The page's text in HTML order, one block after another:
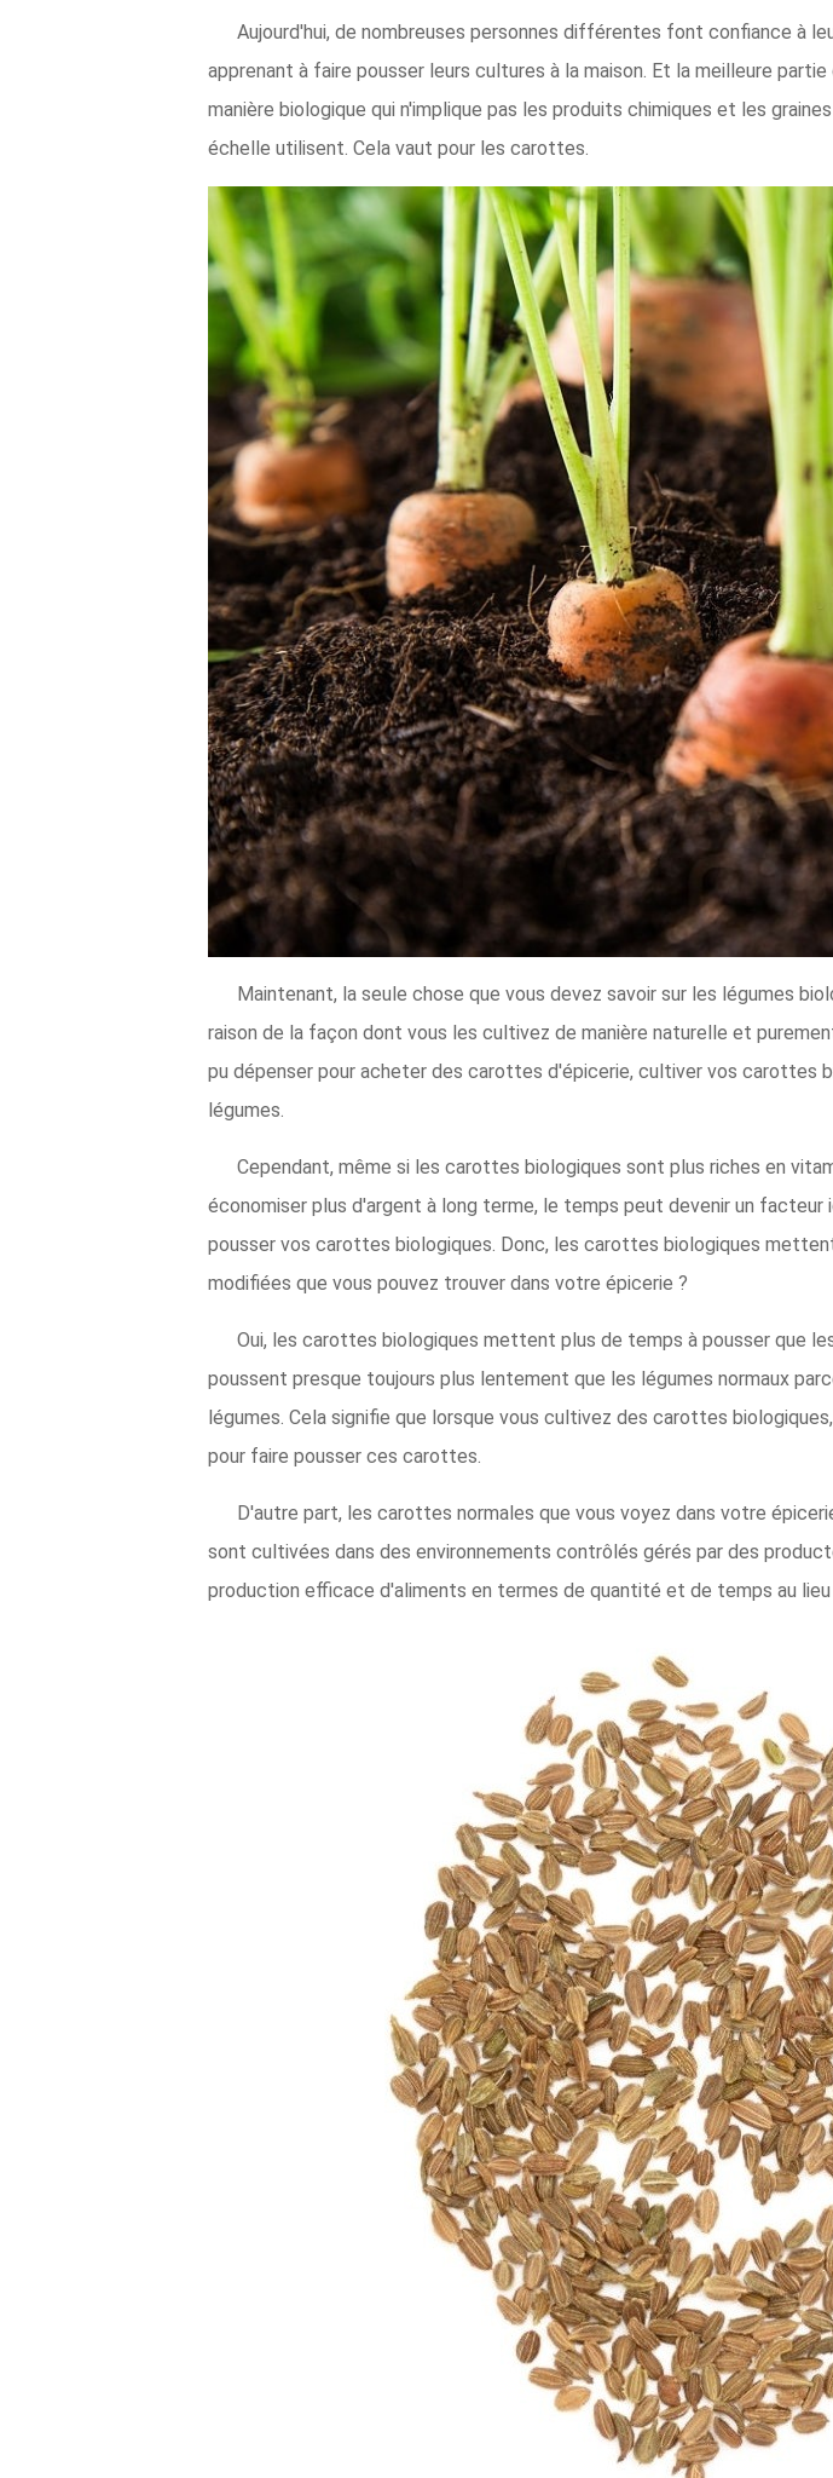
Aujourd'hui, de nombreuses personnes différentes font confiance à
apprenant à faire pousser leurs cultures à la maison. Et la meilleure
manière biologique qui n'implique pas les produits chimiques et les
échelle utilisent. Cela vaut pour les carottes.
Maintenant, la seule chose que vous devez savoir sur les légumes
raison de la façon dont vous les cultivez de manière naturelle et
pu dépenser pour acheter des carottes d'épicerie, cultiver vos
légumes.
Cependant, même si les carottes biologiques sont plus riches en
économiser plus d'argent à long terme, le temps peut devenir un
pousser vos carottes biologiques. Donc, les carottes biologiques
modifiées que vous pouvez trouver dans votre épicerie ?
Oui, les carottes biologiques mettent plus de temps à pousser que
poussent presque toujours plus lentement que les légumes normaux
légumes. Cela signifie que lorsque vous cultivez des carottes
pour faire pousser ces carottes.
D'autre part, les carottes normales que vous voyez dans votre
sont cultivées dans des environnements contrôlés gérés par des
production efficace d'aliments en termes de quantité et de temps au